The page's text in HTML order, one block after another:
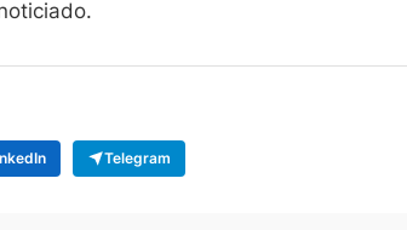
Telegram